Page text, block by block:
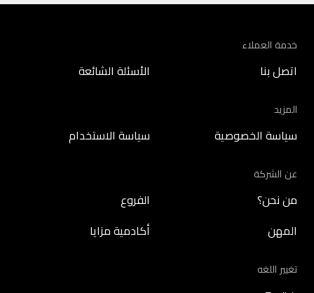
خدمة العملاء
اتصل بنا الأسئلة الشائعة
المزيد
سياسة الخصوصية سياسة الاستخدام
عن الشركة
من نحن؟ الفروع
المهن أكادمية مزايا
تغيير اللغه